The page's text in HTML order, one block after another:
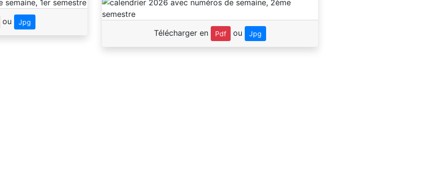
ou Jpg
Télécharger en Pdf ou Jpg